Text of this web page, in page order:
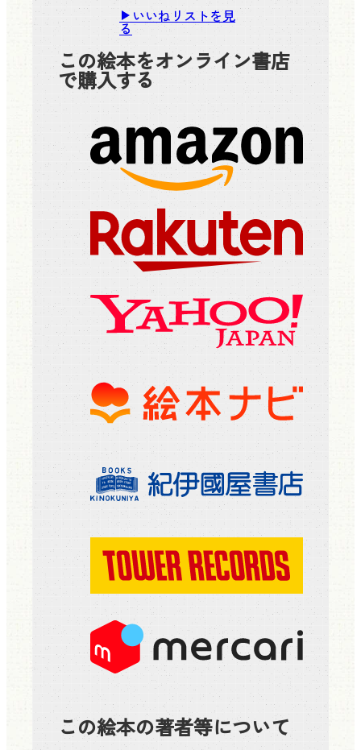
いいねリストを見
る
この絵本をオンライン書店
で購入する
この絵本の著者等について